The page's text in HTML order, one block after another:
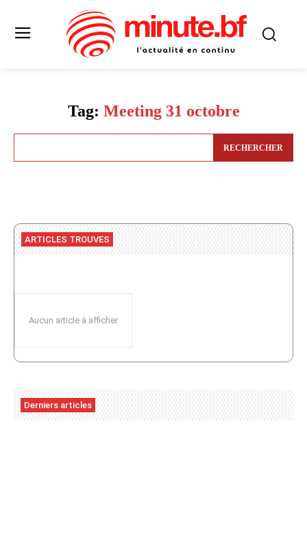
Tag: Meeting 31 octobre
RECHERCHER
ARTICLES TROUVES
Aucun article à afficher
Derniers articles